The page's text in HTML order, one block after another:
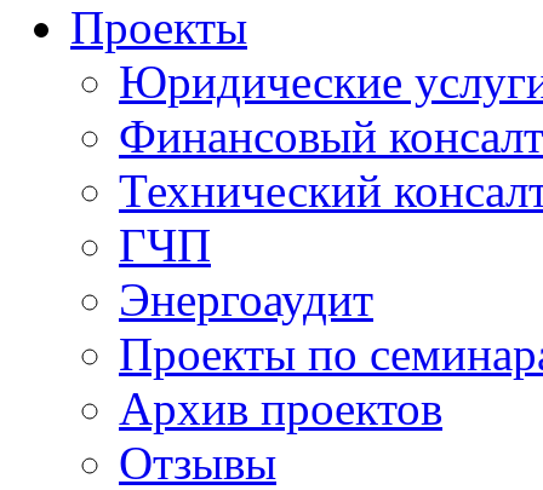
Проекты
Юридические
Финансовый
Технический
ГЧП
Энергоаудит
Проекты по
Архив проектов
Отзывы